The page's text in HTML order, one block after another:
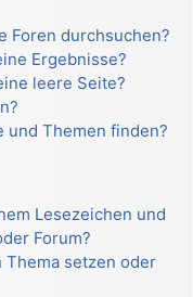
Foren durchsuchen?
Ergebnisse?
leere Seite?
und Themen finden?
Lesezeichen und
Forum?
Thema setzen oder